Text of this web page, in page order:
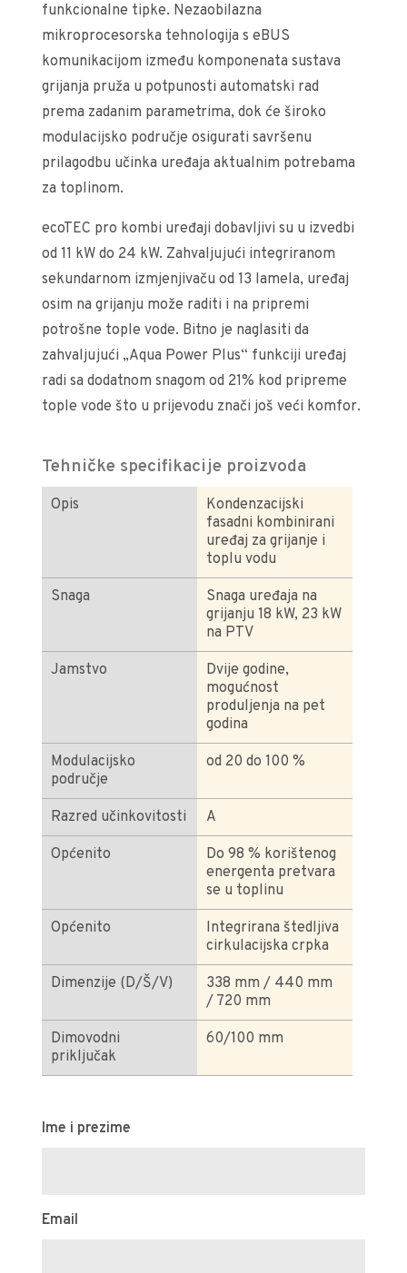
funkcionalne tipke. Nezaobilazna
mikroprocesorska tehnologija s eBUS
komunikacijom između komponenata sustava
grijanja pruža u potpunosti automatski rad
prema zadanim parametrima, dok će široko
modulacijsko područje osigurati savršenu
prilagodbu učinka uređaja aktualnim potrebama
za toplinom.
ecoTEC pro kombi uređaji dobavljivi su u izvedbi
od 11 kW do 24 kW. Zahvaljujući integriranom
sekundarnom izmjenjivaču od 13 lamela, uređaj
osim na grijanju može raditi i na pripremi
potrošne tople vode. Bitno je naglasiti da
zahvaljujući „Aqua Power Plus“ funkciji uređaj
radi sa dodatnom snagom od 21% kod pripreme
tople vode što u prijevodu znači još veći komfor.
Tehničke specifikacije proizvoda
Opis
Kondenzacijski
fasadni kombinirani
uređaj za grijanje i
toplu vodu
Snaga
Snaga uređaja na
grijanju 18 kW, 23 kW
na PTV
Jamstvo
Dvije godine,
mogućnost
produljenja na pet
godina
Modulacijsko
područje
od 20 do 100 %
Razred učinkovitosti A
Općenito
Do 98 % korištenog
energenta pretvara
se u toplinu
Općenito
Integrirana štedljiva
cirkulacijska crpka
Dimenzije (D/Š/V)
338 mm / 440 mm
/ 720 mm
Dimovodni
priključak
60/100 mm
Ime i prezime
Email